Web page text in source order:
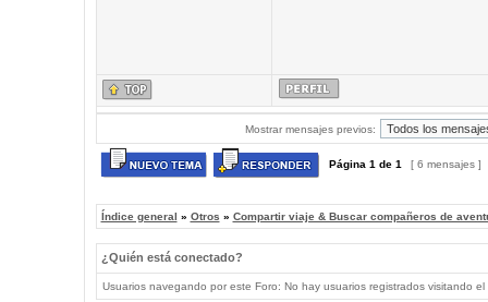
Mostrar mensajes previos:
Página 1 de 1 [ 6 mensajes ]
Índice general » Otros » Compartir viaje & Buscar compañeros de
¿Quién está conectado?
Usuarios navegando por este Foro: No hay usuarios registrados visitando